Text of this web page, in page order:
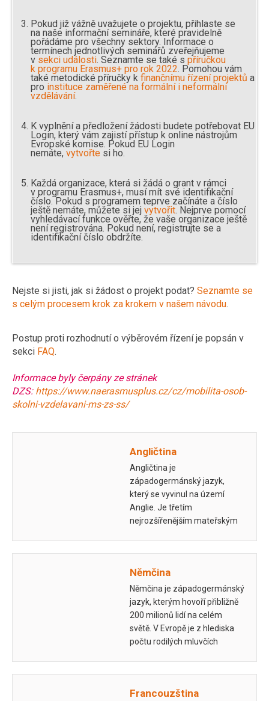
Pokud již vážně uvažujete o projektu, přihlaste se
na naše informační semináře, které pravidelně
pořádáme pro všechny sektory. Informace o
termínech jednotlivých seminářů zveřejňujeme
v sekci události. Seznamte se také s příručkou
k programu Erasmus+ pro rok 2022. Pomohou vám
také metodické příručky k finančnímu řízení projektů a
pro instituce zaměřené na formální i neformální
vzdělávání.
K vyplnění a předložení žádosti budete potřebovat EU
Login, který vám zajistí přístup k online nástrojům
Evropské komise. Pokud EU Login
nemáte, vytvořte si ho.
Každá organizace, která si žádá o grant v rámci
v programu Erasmus+, musí mít své identifikační
číslo. Pokud s programem teprve začínáte a číslo
ještě nemáte, můžete si jej vytvořit. Nejprve pomocí
vyhledávací funkce ověřte, že vaše organizace ještě
není registrována. Pokud není, registrujte se a
identifikační číslo obdržíte.
Nejste si jisti, jak si žádost o projekt podat? Seznamte se
s celým procesem krok za krokem v našem návodu.
Postup proti rozhodnutí o výběrovém řízení je popsán v
sekci FAQ.
Informace byly čerpány ze stránek
DZS: https://www.naerasmusplus.cz/cz/mobilita-osob-
skolni-vzdelavani-ms-zs-ss/
Angličtina
Angličtina je
západogermánský jazyk,
který se vyvinul na území
Anglie. Je třetím
nejrozšířenějším mateřským
Němčina
Němčina je západogermánský
jazyk, kterým hovoří přibližně
200 milionů lidí na celém
světě. V Evropě je z hlediska
počtu rodilých mluvčích
Francouzština